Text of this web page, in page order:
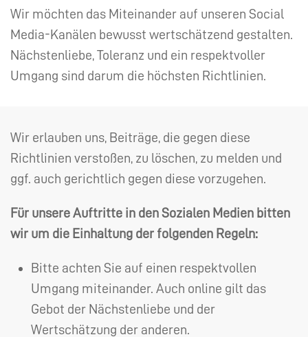
Wir möchten das Miteinander auf unseren Social
Media-Kanälen bewusst wertschätzend gestalten.
Nächstenliebe, Toleranz und ein respektvoller
Umgang sind darum die höchsten Richtlinien.
Wir erlauben uns, Beiträge, die gegen diese
Richtlinien verstoßen, zu löschen, zu melden und
ggf. auch gerichtlich gegen diese vorzugehen.
Für unsere Auftritte in den Sozialen Medien bitten
wir um die Einhaltung der folgenden Regeln:
Bitte achten Sie auf einen respektvollen
Umgang miteinander. Auch online gilt das
Gebot der Nächstenliebe und der
Wertschätzung der anderen.